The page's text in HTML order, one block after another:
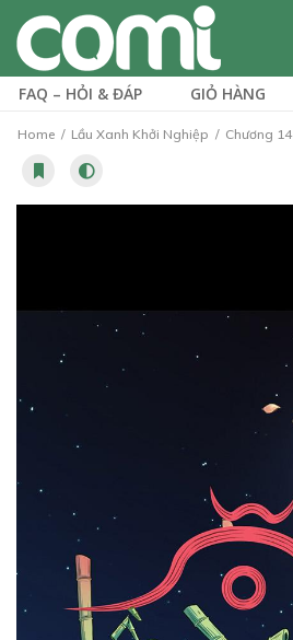
FAQ – HỎI & ĐÁP GIỎ HÀNG
Home Lầu Xanh Khởi Nghiệp Chương 14